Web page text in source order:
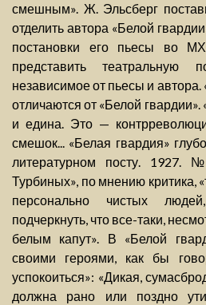
смешным». Ж. Эльсберг
отделить автора «Белой
постановки его пьесы во
представить театральную
независимое от пьесы и
отличаются от «Белой
и едина. Это —
смешок... «Белая гвардия»
литературном посту.
Турбиных», по мнению критика,
персонально чистых
подчеркнуть, что все-таки,
белым капут». В «Белой
своими героями, как бы
успокоиться»: «Дикая,
должна рано или поздно